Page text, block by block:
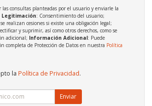
las consultas planteadas por el usuario y enviarle la
Legitimación: Consentimiento del usuario;
realizan cesiones si existe una obligación legal;
y suprimir, así como otros derechos, como se
adicional; Información Adicional: Puede
completa de Protección de Datos en nuestra Política
la Política de Privacidad.
Enviar